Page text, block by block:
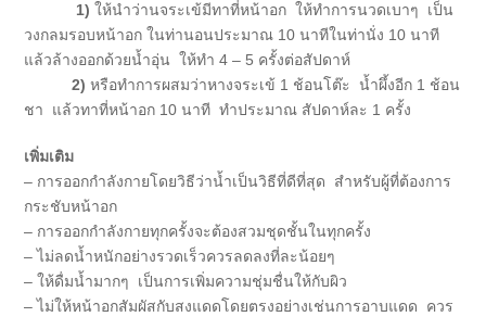
1) ให้นำว่านจระเข้มีทาที่หน้าอก ให้ทำการนวดเบาๆ เป็น
วงกลมรอบหน้าอก ในท่านอนประมาณ 10 นาทีในท่านั่ง 10 นาที
แล้วล้างออกด้วยน้ำอุ่น ให้ทำ 4 – 5 ครั้งต่อสัปดาห์
2) หรือทำการผสมว่าหางจระเข้ 1 ช้อนโต๊ะ น้ำผึ้งอีก 1 ช้อน
ชา แล้วทาที่หน้าอก 10 นาที ทำประมาณ สัปดาห์ละ 1 ครั้ง
เพิ่มเติม
– การออกกำลังกายโดยวิธีว่าน้ำเป็นวิธีที่ดีที่สุด สำหรับผู้ที่ต้องการ
กระชับหน้าอก
– การออกกำลังกายทุกครั้งจะต้องสวมชุดชั้นในทุกครั้ง
– ไม่ลดน้ำหนักอย่างรวดเร็วควรลดลงที่ละน้อยๆ
– ให้ดื่มน้ำมากๆ เป็นการเพิ่มความชุ่มชื่นให้กับผิว
– ไม่ให้หน้าอกสัมผัสกับสงแดดโดยตรงอย่างเช่นการอาบแดด ควร